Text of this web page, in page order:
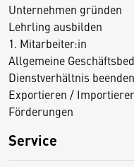
Unternehmen gründen
Lehrling ausbilden
1. Mitarbeiter:in
Allgemeine
Dienstverhältnis beenden
Exportieren /
Förderungen
Service